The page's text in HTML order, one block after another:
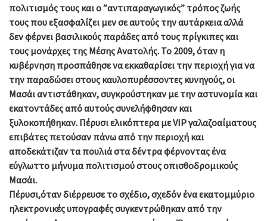
πολιτισμός τους και ο ”αντιπαραγωγικός” τρόπος ζωής
τους που εξασφαλίζει μεν σε αυτούς την αυτάρκεια αλλά
δεν φέρνει βασιλικούς παράδες από τους πρίγκιπες και
τους μονάρχες της Μέσης Ανατολής. Το 2009, όταν η
κυβέρνηση προσπάθησε να εκκαθαρίσει την περιοχή για να
την παραδώσει στους καυλοπυρέσσοντες κυνηγούς, οι
Μασάι αντιστάθηκαν, συγκρούστηκαν με την αστυνομία και
εκατοντάδες από αυτούς συνελήφθησαν και
ξυλοκοπήθηκαν. Πέρυσι ελικόπτερα με VIP γαλαζοαίματους
επιβάτες πετούσαν πάνω από την περιοχή και
αποδεκάτιζαν τα πουλιά στα δέντρα φέρνοντας ένα
εύγλωττο μήνυμα πολιτισμού στους οπισθοδρομικούς
Μασάι.
Πέρυσι,όταν διέρρευσε το σχέδιο, σχεδόν ένα εκατομμύριο
ηλεκτρονικές υπογραφές συγκεντρώθηκαν από την